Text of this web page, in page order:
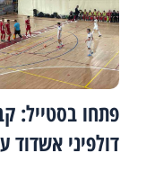
פתחו בסטייל:
דולפיני אשדוד